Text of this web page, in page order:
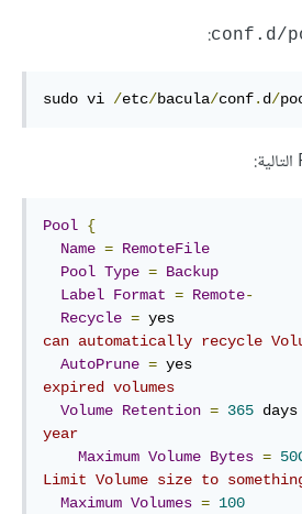
conf.d/
:
sudo vi /etc/bacula/conf. d/
Pool {
Name = RemoteFile
Pool Type = Backup
Label Format = Remote-
Recycle =
can automatically recycle
AutoPrune =
expired volumes
Volume Retention = 365
year
Maximum Volume Bytes =
Limit Volume size to
Maximum Volumes = 100